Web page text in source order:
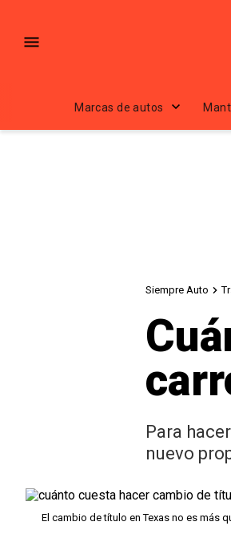
Marcas de autos
Siempre Auto
Para
nuevo
El cambio de título en Texas no es más